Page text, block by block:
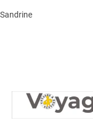
Sandrine